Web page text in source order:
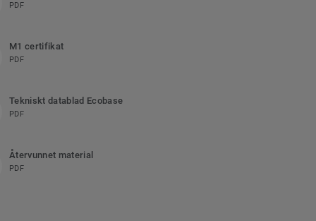
PDF
M1 certifikat
PDF
Tekniskt datablad Ecobase
PDF
Återvunnet material
PDF